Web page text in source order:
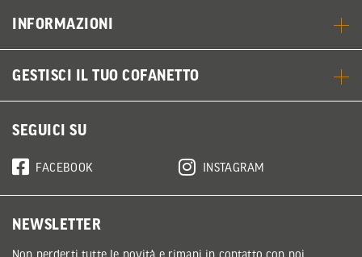
INFORMAZIONI
GESTISCI IL TUO COFANETTO
SEGUICI SU
FACEBOOK INSTAGRAM
NEWSLETTER
Non perderti tutte le novità e rimani in contatto con noi.